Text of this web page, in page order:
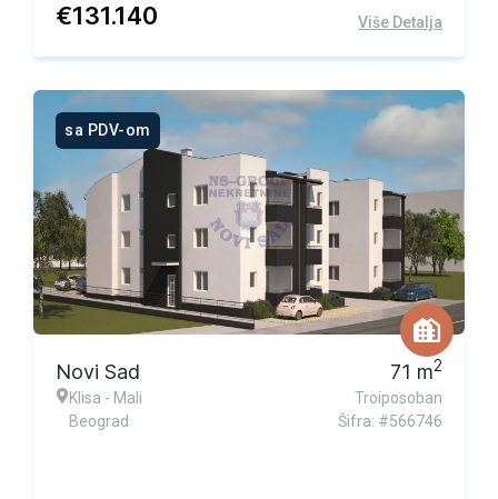
€131.140 Više Detalja
sa PDV-om
Novi Sad
Klisa - Mali
Beograd
71 m2
Troiposoban
Šifra: #566746